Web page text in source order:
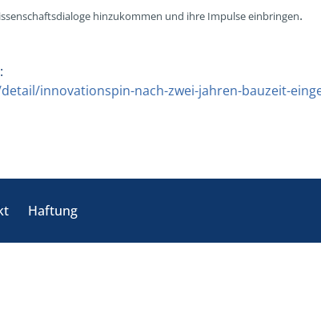
hinzukommen und ihre Impulse einbringen.
innovationspin-nach-zwei-jahren-bauzeit-
Haftung